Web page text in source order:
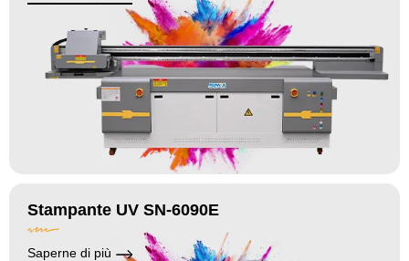
Stampante UV SN-6090E
Saperne di più